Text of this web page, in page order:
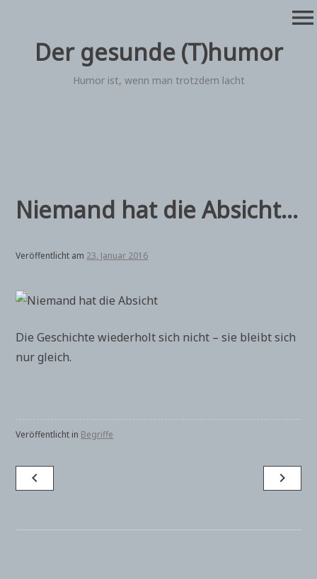
springenDer gesunde (T)humor
Humor ist, wenn man trotzdem lacht
menu
Niemand hat die Absicht…
Veröffentlicht am 23. Januar 2016
Die Geschichte wiederholt sich nicht – sie bleibt sich
nur gleich.
Veröffentlicht in Begriffe
Beitragsnavigation
navigate_before navigate_next